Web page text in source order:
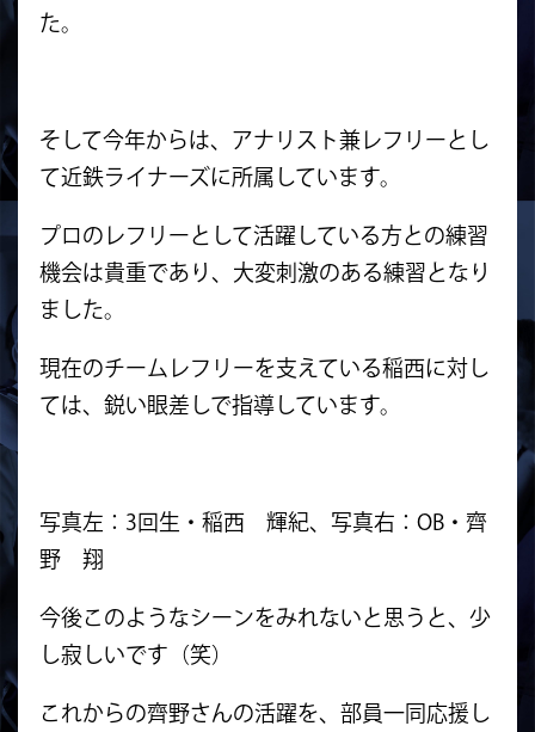
た。
そして今年からは、アナリスト兼レフリーとし
て近鉄ライナーズに所属しています。
プロのレフリーとして活躍している方との練習
機会は貴重であり、大変刺激のある練習となり
ました。
現在のチームレフリーを支えている稲西に対し
ては、鋭い眼差しで指導しています。
写真左：3回生・稲西 輝紀、写真右：OB・齊
野 翔
今後このようなシーンをみれないと思うと、少
し寂しいです（笑）
これからの齊野さんの活躍を、部員一同応援し